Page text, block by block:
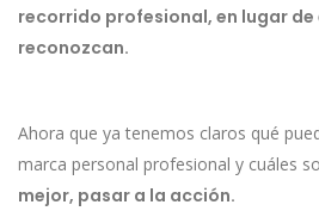
recorrido profesional, en lugar
reconozcan.
Ahora que ya tenemos claros qué
marca personal profesional y cuáles
mejor, pasar a la acción.